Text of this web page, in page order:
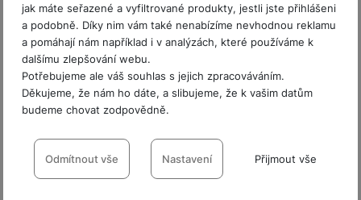
jak máte seřazené a vyfiltrované produkty, jestli jste přihlášeni
a podobně. Díky nim vám také nenabízíme nevhodnou reklamu
a pomáhají nám například i v analýzách, které používáme k
dalšímu zlepšování webu.
Potřebujeme ale váš souhlas s jejich zpracováváním.
Děkujeme, že nám ho dáte, a slibujeme, že k vašim datům
budeme chovat zodpovědně.
Nastavení souhlasů s kategoriemi
cookies
Odmítnout vše Nastavení Přijmout vše
V
ý
k
u
LEGISLATIVNÍ POŽADAVKY
Název výrobce Samsung
Hodnocení